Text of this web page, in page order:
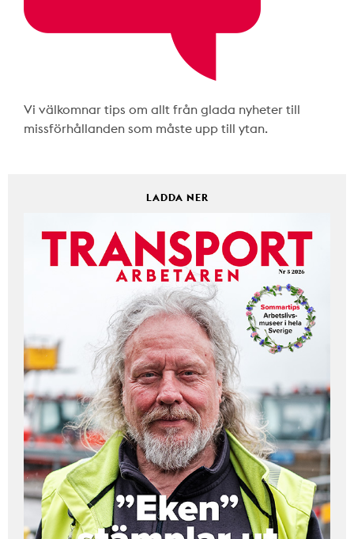
Vi välkomnar tips om allt från glada nyheter till
missförhållanden som måste upp till ytan.
LADDA NER